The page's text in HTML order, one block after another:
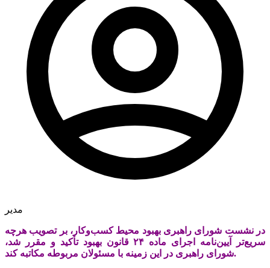
مدیر
در نشست شورای راهبری بهبود محیط کسب‌وکار، بر تصویب هرچه
سریع‌تر آیین‌نامه اجرای ماده ۲۴ قانون بهبود تأکید و مقرر شد،
شورای راهبری در این زمینه با مسئولان مربوطه مکاتبه کند.